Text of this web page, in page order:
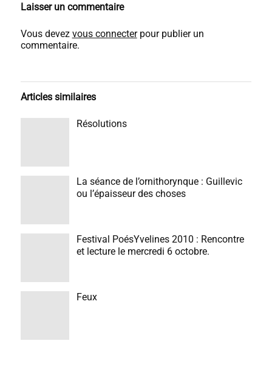
Laisser un commentaire
Vous devez vous connecterpour publier un
commentaire.
Articles similaires
Résolutions
La séance de l’ornithorynque : Guillevic
ou l’épaisseur des choses
Festival PoésYvelines 2010 : Rencontre
et lecture le mercredi 6 octobre.
Feux